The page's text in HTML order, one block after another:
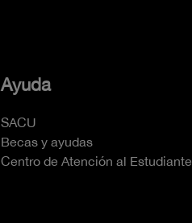
Ayuda
SACU
Becas y ayudas
Centro de Atención al Estudiante